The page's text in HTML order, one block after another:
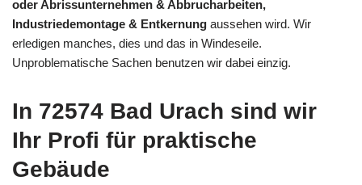
oder Abrissunternehmen & Abbrucharbeiten,
Industriedemontage & Entkernung aussehen wird. Wir
erledigen manches, dies und das in Windeseile.
Unproblematische Sachen benutzen wir dabei einzig.
In 72574 Bad Urach sind wir
Ihr Profi für praktische
Gebäude